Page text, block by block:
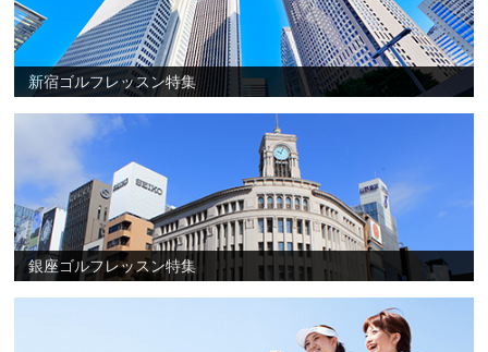
新宿ゴルフレッスン特集
銀座ゴルフレッスン特集